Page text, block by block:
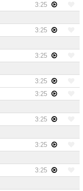
3:25
3:25
3:25
3:25
3:25
3:25
3:25
3:25